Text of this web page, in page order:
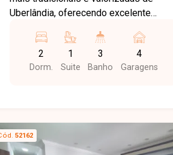
Uberlândia, oferecendo excelente
importantes vias da cidade e
proximidade com comércios, escolas,
supermercados, farmácias e diversos
amplos e bem distribuídos. Conta com
duas salas espaçosas, dois quartos,
2
Dorm.
1
Suite
3
Banho
4
Garagens
52162